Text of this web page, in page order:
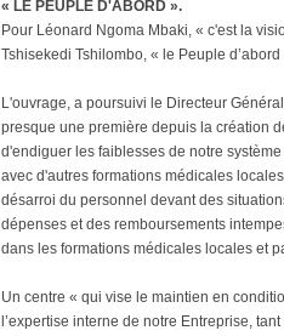
« LE PEUPLE D'ABORD ».
Pour Léonard Ngoma Mbaki, « c'est la
Tshisekedi Tshilombo, « le Peuple
L'ouvrage, a poursuivi le Directeur
presque une première depuis la création
d'endiguer les faiblesses de notre
avec d'autres formations médicales
désarroi du personnel devant des
dépenses et des remboursements
dans les formations médicales locales et
Un centre « qui vise le maintien en
l’expertise interne de notre Entreprise,